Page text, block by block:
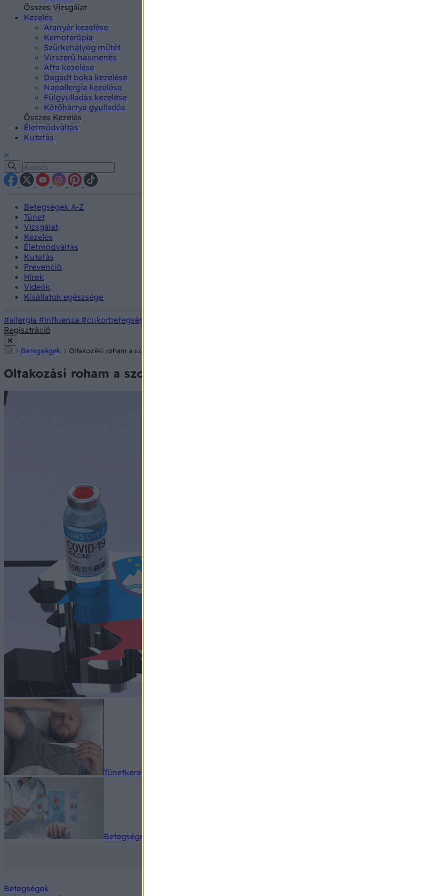
Összes Vizsgálat
Kezelés
Aranyér kezelése
Kemoterápia
Szürkehályog műtét
Vízszerű hasmenés
Afta kezelése
Dagadt boka kezelése
Napallergia kezelése
Fülgyulladás kezelése
Kötőhártya gyulladás
Összes Kezelés
Életmódváltás
Kutatás
Betegségek A-Z
Tünet
Vizsgálat
Kezelés
Életmódváltás
Kutatás
Prevenció
Hírek
Videók
Kisállatok egészsége
#allergia #influenza #cukorbetegség
Regisztráció
Betegségek Oltakozási roham a szomszédban: ezért kaptak kedvet a szlovénok!
Oltakozási roham a szomszédban: ezért kaptak kedvet a szlovénok!
Tünetkereső
Betegségek A-Z
Betegségek